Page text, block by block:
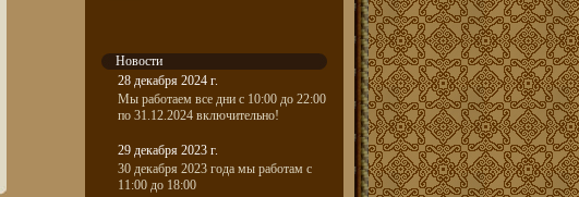
Новости
28 декабря 2024 г.
Мы работаем все дни с 10:00 до 22:00
по 31.12.2024 включительно!
29 декабря 2023 г.
30 декабря 2023 года мы работам с
11:00 до 18:00